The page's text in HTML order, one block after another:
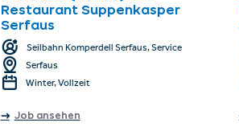
Restaurant Suppenkasper
Serfaus
Seilbahn Komperdell Serfaus, Service
Serfaus
Winter, Vollzeit
Job ansehen